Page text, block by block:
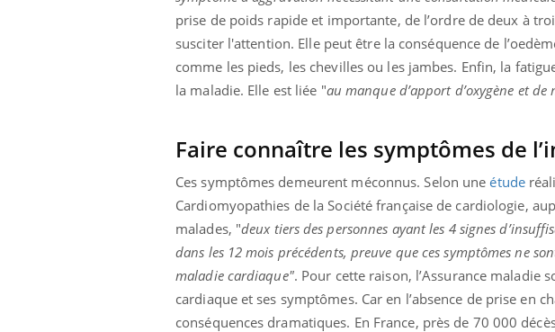
prise de poids rapide et importante, de l’ordre de deux à
susciter l'attention. Elle peut être la conséquence de
comme les pieds, les chevilles ou les jambes. Enfin, la
la maladie. Elle est liée "au manque d’apport d’oxygène et
Faire connaître les symptômes de
Ces symptômes demeurent méconnus. Selon uneétude
Cardiomyopathies de la Société française de cardiologie,
malades, "deux tiers des personnes ayant les 4 signes
dans les 12 mois précédents, preuve que ces symptômes ne
maladie cardiaque". Pour cette raison, l’Assurance maladie
cardiaque et ses symptômes. Car en l’absence de prise en
conséquences dramatiques. En France, près de 70 000
Insuline & Charge mentale : et si on
osait en parler?? Youtube
En 2026, l'insuline dans le diabète de type 2
reste entourée d'idées reçues chez les
patients comme parfois chez les soignants.
Youtube
Eczéma Chronique des
préparer pour l’été !
L'été arrive… et avec lui, un
rythme de vie ! Vacances,
soleil, activités en plein air…
sont ...